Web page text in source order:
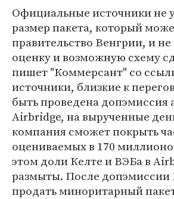
Официальные источники не
размер пакета, который
правительство Венгрии, и
оценку и возможную схему
пишет "Коммерсант" со
источники, близкие к
быть проведена допэмиссия
Airbridge, на вырученные
компания сможет покрыть
оцениваемых в 170
этом доли Келте и ВЭБа в
размыты. После
продать миноритарный